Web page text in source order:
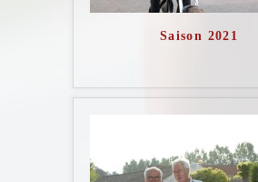
Saison 2021